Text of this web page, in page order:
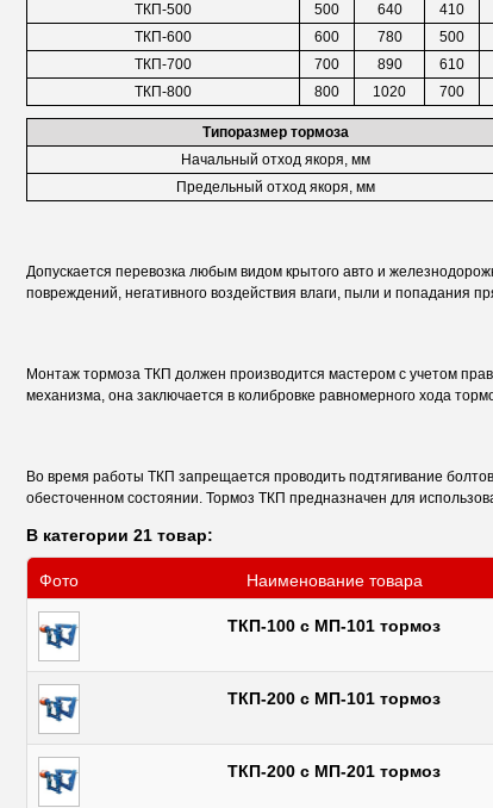
ТКП-500
500 640 410
ТКП-600
600 780 500
ТКП-700
700 890 610
ТКП-800
800 1020 700
Типоразмер тормоза
Начальный отход якоря, мм
Предельный отход якоря, мм
Допускается перевозка любым видом крытого авто и
повреждений, негативного воздействия влаги, пыли и попадания
Монтаж тормоза ТКП должен производится мастером с учетом
механизма, она заключается в колибровке равномерного хода
Во время работы ТКП запрещается проводить подтягивание
обесточенном состоянии. Тормоз ТКП предназначен для
В категории 21 товар:
Фото Наименование товара
ТКП-100 с МП-101 тормоз
ТКП-200 с МП-101 тормоз
ТКП-200 с МП-201 тормоз